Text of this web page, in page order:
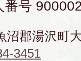
番号
沼郡湯沢町
3451